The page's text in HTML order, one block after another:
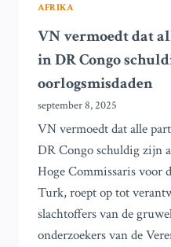
AFRIKA
VN vermoedt dat
in DR Congo
oorlogsmisdaden
september 8, 2025
VN vermoedt dat alle
DR Congo schuldig zijn
Hoge Commissaris voor
Turk, roept op tot
slachtoffers van de
onderzoekers van de